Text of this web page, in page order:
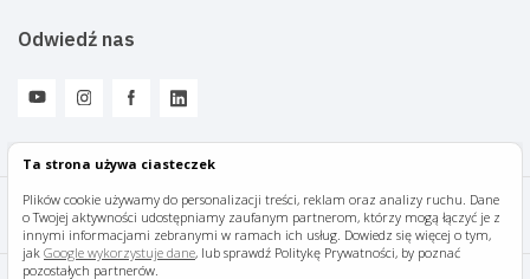
Ta strona używa ciasteczek
Plików cookie używamy do personalizacji treści, reklam oraz analizy ruchu. Dane
o Twojej aktywności udostępniamy zaufanym partnerom, którzy mogą łączyć je z
innymi informacjami zebranymi w ramach ich usług. Dowiedz się więcej o tym,
jak Google wykorzystuje dane, lub sprawdź Politykę Prywatności, by poznać
pozostałych partnerów.
Odwiedź nas
Mazury Travel © 2026